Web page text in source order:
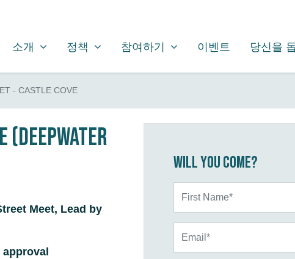
소개
SHOW SUBMENU FOR
소개 정책
SHOW SUBMENU FOR
정책 참여하기
SHOW SUBMENU FOR
참여하기 이벤트 당신을
- CASTLE COVE
(Deepwater
Meet, Lead by
Will you come?